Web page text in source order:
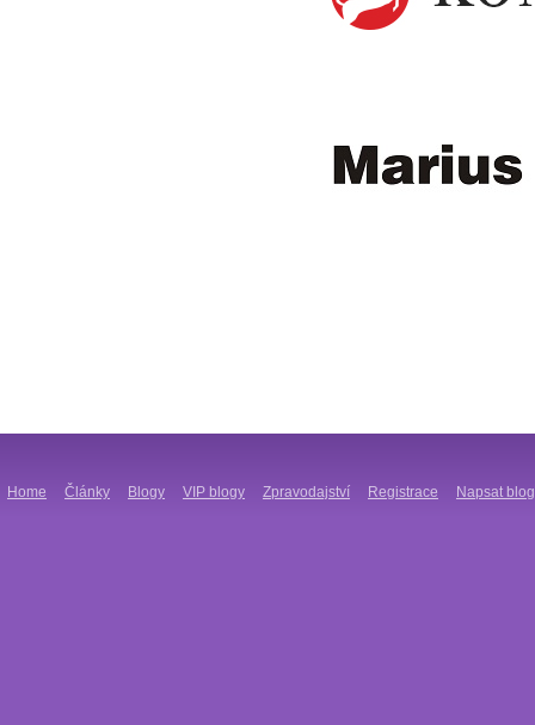
Home Články Blogy VIP blogy Zpravodajství Registrace Napsat blog